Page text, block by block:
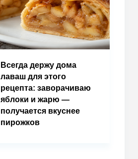
Всегда держу дома
лаваш для этого
рецепта: заворачиваю
яблоки и жарю —
получается вкуснее
пирожков